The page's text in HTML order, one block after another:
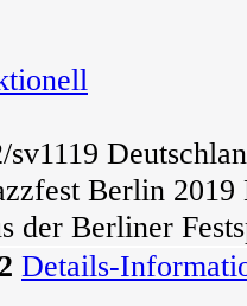
sv1119
Berlin
der Berliner
Details-